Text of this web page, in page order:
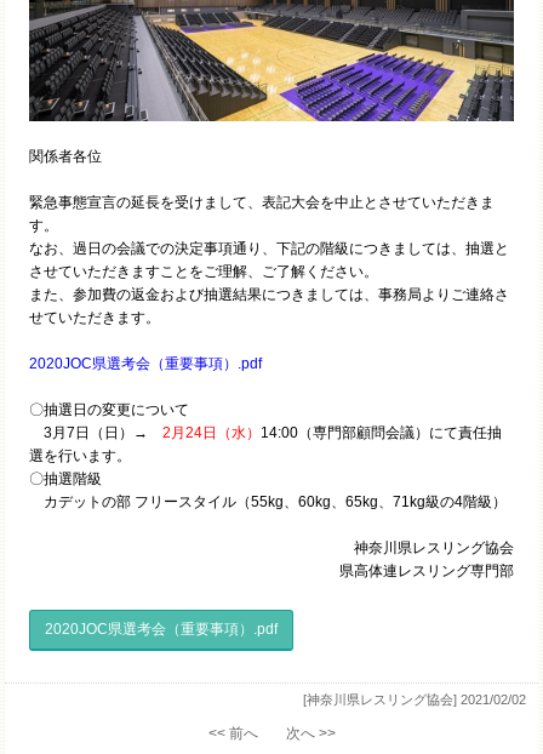
関係者各位
緊急事態宣言の延長を受けまして、表記大会を中止とさせていただきま
す。
なお、過日の会議での決定事項通り、下記の階級につきましては、抽選と
させていただきますことをご理解、ご了解ください。
また、参加費の返金および抽選結果につきましては、事務局よりご連絡さ
せていただきます。
2020JOC県選考会（重要事項）.pdf
〇抽選日の変更について
3月7日（日）→2月24日（水） 14:00（専門部顧問会議）にて責任抽
選を行います。
〇抽選階級
カデットの部 フリースタイル（55kg、60kg、65kg、71kg級の4階級）
神奈川県レスリング協会
県高体連レスリング専門部
2020JOC県選考会（重要事項）.pdf
[神奈川県レスリング協会] 2021/02/02
<< 前へ 次へ >>